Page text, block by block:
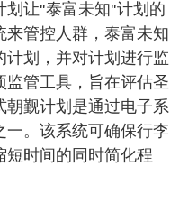
划让"泰富未知"计划的
管控人群，泰富未知
划，并对计划进行监
监管工具，旨在评估圣
朝觐计划是通过电子系
。该系统可确保行李
短时间的同时简化程